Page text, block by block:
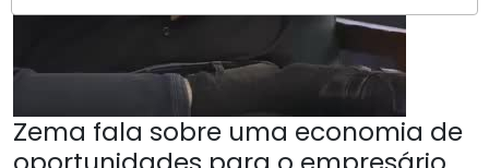
Zema fala sobre uma economia de